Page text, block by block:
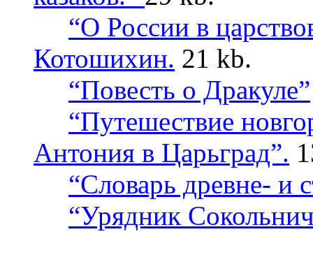
“О России в
Котошихин. 21 kb.
“Повесть о Дракуле”
“Путешествие
Антония в Царьград”.
“Словарь древне- и
“Урядник